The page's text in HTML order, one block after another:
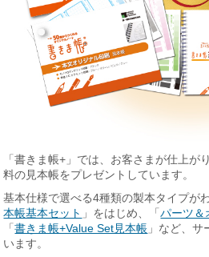
「書きま帳+」では、お客さまが仕上が
料の見本帳をプレゼントしています。
基本仕様で選べる4種類の製本タイプが
本帳基本セット 」をはじめ、「パーツ＆
「書きま帳+Value Set見本帳 」など、サ
います。